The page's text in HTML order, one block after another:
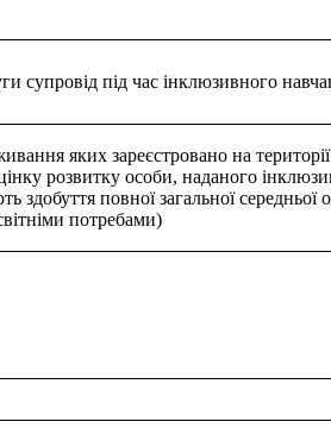
супровід під час інклюзивного
яких зареєстровано на території
розвитку особи, наданого
здобуття повної загальної
потребами)